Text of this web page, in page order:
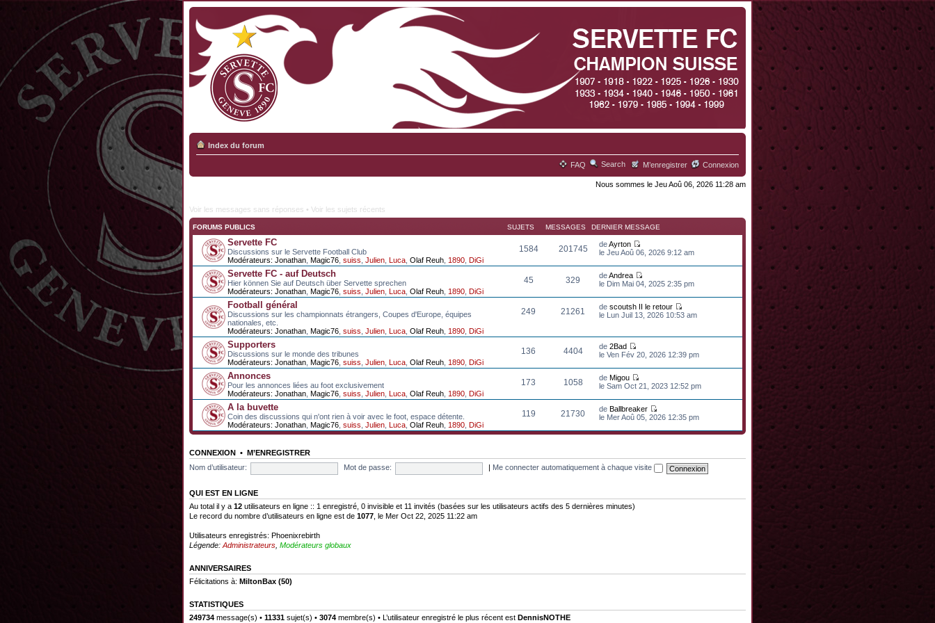
Index du forum
FAQ Search M’enregistrer Connexion
Nous sommes le Jeu Aoû 06, 2026 11:28 am
Voir les messages sans réponses • Voir les sujets récents
FORUMS PUBLICS SUJETS MESSAGES DERNIER MESSAGE
Servette FC
Discussions sur le Servette Football Club
Modérateurs: Jonathan Magic76 suiss Julien Luca Olaf Reuh 1890 DiGi
1584 201745 deAyrton
le Jeu Aoû 06, 2026 9:12 am
Servette FC - auf Deutsch
Hier können Sie auf Deutsch über Servette sprechen
Modérateurs: Jonathan Magic76 suiss Julien Luca Olaf Reuh 1890 DiGi
45 329 deAndrea
le Dim Mai 04, 2025 2:35 pm
Football général
Discussions sur les championnats étrangers, Coupes d'Europe, équipes
nationales, etc.
Modérateurs: Jonathan Magic76 suiss Julien Luca Olaf Reuh 1890 DiGi
249 21261 descoutsh II le retour
le Lun Juil 13, 2026 10:53 am
Supporters
Discussions sur le monde des tribunes
Modérateurs: Jonathan Magic76 suiss Julien Luca Olaf Reuh 1890 DiGi
136 4404 de2Bad
le Ven Fév 20, 2026 12:39 pm
Annonces
Pour les annonces liées au foot exclusivement
Modérateurs: Jonathan Magic76 suiss Julien Luca Olaf Reuh 1890 DiGi
173 1058 deMigou
le Sam Oct 21, 2023 12:52 pm
A la buvette
Coin des discussions qui n'ont rien à voir avec le foot, espace détente.
Modérateurs: Jonathan Magic76 suiss Julien Luca Olaf Reuh 1890 DiGi
119 21730 deBallbreaker
le Mer Aoû 05, 2026 12:35 pm
CONNEXION • M’ENREGISTRER
Nom d’utilisateur:
Mot de passe: Me connecter automatiquement à chaque visite
QUI EST EN LIGNE
Au total il y a 12 utilisateurs en ligne :: 1 enregistré, 0 invisible et 11 invités (basées sur les utilisateurs actifs des 5 dernières minutes)
Le record du nombre d’utilisateurs en ligne est de 1077 , le Mer Oct 22, 2025 11:22 am
Utilisateurs enregistrés: Phoenixrebirth
Légende: Administrateurs Modérateurs globaux
ANNIVERSAIRES
Félicitations à: MiltonBax (50)
STATISTIQUES
249734 message(s) • 11331 sujet(s) • 3074 membre(s) • L’utilisateur enregistré le plus récent est DennisNOTHE